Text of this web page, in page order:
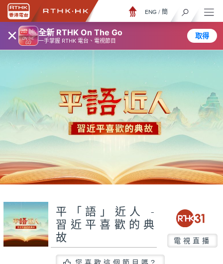
× 全新 RTHK On The Go
一手掌握 RTHK 電台、電視節目
取得
ENG / 簡
平「語」近人 -
習近平喜歡的典
故
電視直播
您喜歡這個節目嗎?